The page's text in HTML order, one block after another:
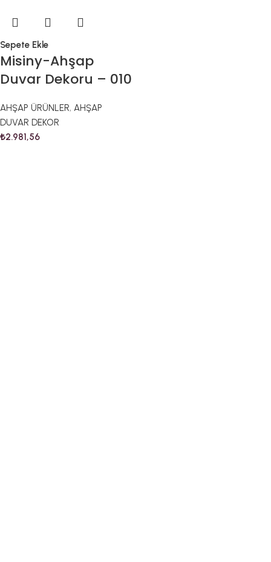
Sepete Ekle
Misiny-Ahşap
Duvar Dekoru – 010
AHŞAP ÜRÜNLER, AHŞAP
DUVAR DEKOR
₺2.981,56